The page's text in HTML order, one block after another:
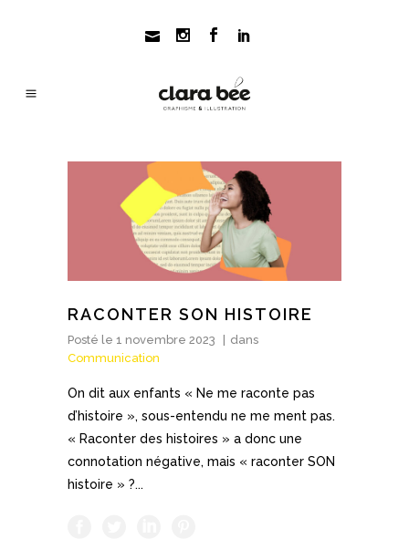
RACONTER SON HISTOIRE
Posté le 1 novembre 2023
dans
Communication
On dit aux enfants « Ne me raconte pas
d’histoire », sous-entendu ne me ment pas.
« Raconter des histoires » a donc une
connotation négative, mais « raconter SON
histoire » ?...